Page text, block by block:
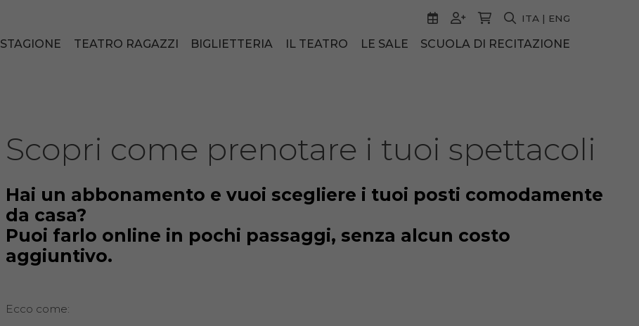
Scopri come prenotare i tuoi spettacoli
Hai un abbonamento e vuoi scegliere i tuoi posti comodamente
da casa?
Puoi farlo online in pochi passaggi, senza alcun costo
aggiuntivo.
Ecco come:
ITA | ENG
STAGIONE TEATRO RAGAZZI BIGLIETTERIA IL TEATRO LE SALE SCUOLA DI RECITAZIONE